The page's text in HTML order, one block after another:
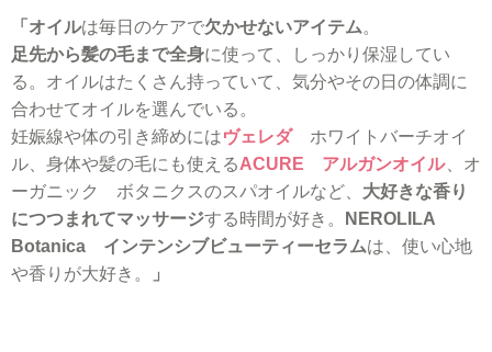
「オイルは毎日のケアで欠かせないアイテム。
足先から髪の毛まで全身に使って、しっかり保湿してい
る。オイルはたくさん持っていて、気分やその日の体調に
合わせてオイルを選んでいる。
妊娠線や体の引き締めにはヴェレダホワイトバーチオイ
ル、身体や髪の毛にも使えるACURE アルガンオイル 、オ
ーガニック ボタニクスのスパオイルなど、 大好きな香り
につつまれてマッサージする時間が好き。
NEROLILA
Botanica インテンシブビューティーセラムは、使い心地
や香りが大好き。
」